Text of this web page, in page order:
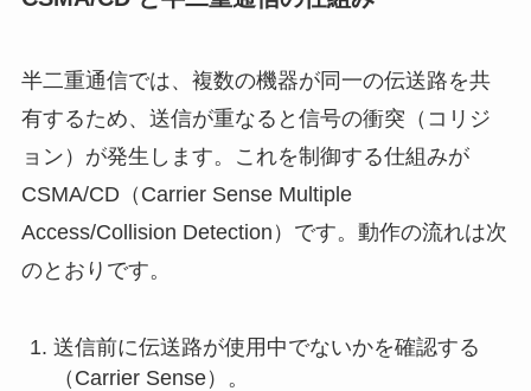
半二重通信では、複数の機器が同一の伝送路を共
有するため、送信が重なると信号の衝突（コリジ
ョン）が発生します。これを制御する仕組みが
CSMA/CD（Carrier Sense Multiple
Access/Collision Detection）です。動作の流れは次
のとおりです。
送信前に伝送路が使用中でないかを確認する
（Carrier Sense）。